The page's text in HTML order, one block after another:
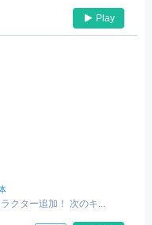
Play
クター追加！ 次のキ...